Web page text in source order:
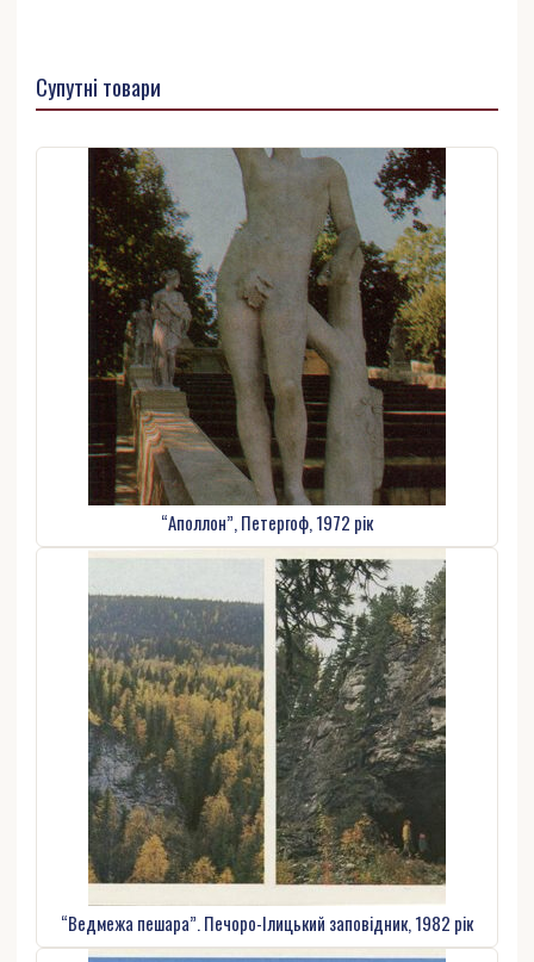
Супутні товари
“Аполлон”, Петергоф, 1972 рік
“Ведмежа пешара”. Печоро-Ілицький заповідник, 1982 рік